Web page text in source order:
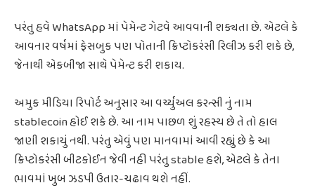
પરંતુ હવે WhatsApp માં પેમેન્ટ ગેટવે આવવાની શક્યતા છે. એટલે કે
આવનાર વર્ષમાં ફેસબુક પણ પોતાની ક્રિપ્ટોકરંસી રિલીઝ કરી શકે છે,
જેનાથી એકબીજા સાથે પેમેન્ટ કરી શકાય.
અમુક મીડિયા રિપોર્ટ અનુસાર આ વર્ચ્યુઅલ કરન્સી નું નામ
stablecoin હોઈ શકે છે. આ નામ પાછળ શું રહસ્ય છે તે તો હાલ
જાણી શકાયું નથી. પરંતુ એવું પણ માનવામાં આવી રહ્યું છે કે આ
ક્રિપ્ટોકરંસી બીટકોઈન જેવી નહી પરંતુ stable હશે, એટલે કે તેના
ભાવમાં ખુબ ઝડપી ઉતાર-ચઢાવ થશે નહીં.